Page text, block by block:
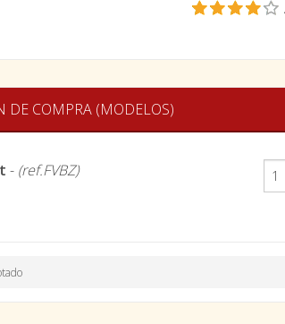
DE COMPRA (MODELOS)
- (ref.FVBZ)